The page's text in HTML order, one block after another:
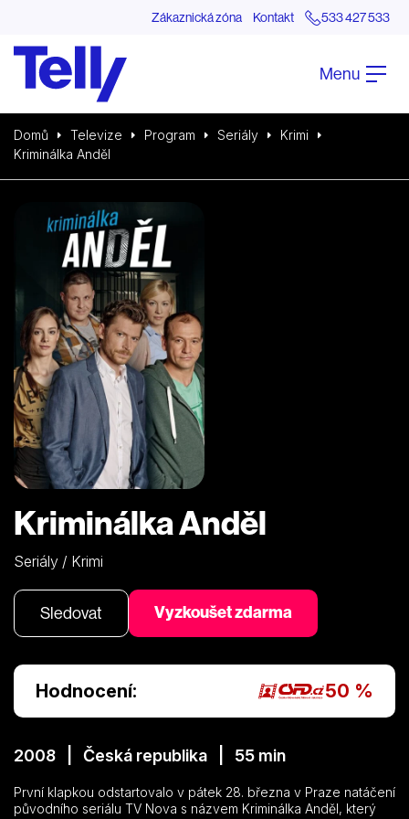
Zákaznická zóna Kontakt 533 427 533
Menu
Domů Televize Program Seriály
Krimi
Kriminálka Anděl
Kriminálka Anděl
Seriály / Krimi
Sledovat Vyzkoušet zdarma
Hodnocení: 50 %
2008 | Česká republika | 55 min
První klapkou odstartovalo v pátek 28. března v Praze natáčení
původního seriálu TV Nova s názvem Kriminálka Anděl, který